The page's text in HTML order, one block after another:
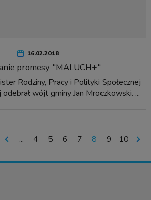
16.02.2018
promesy "MALUCH+"
Rodziny, Pracy i Polityki Społecznej
wójt gminy Jan Mroczkowski. ...
... 4 5 6 7 8 9 10